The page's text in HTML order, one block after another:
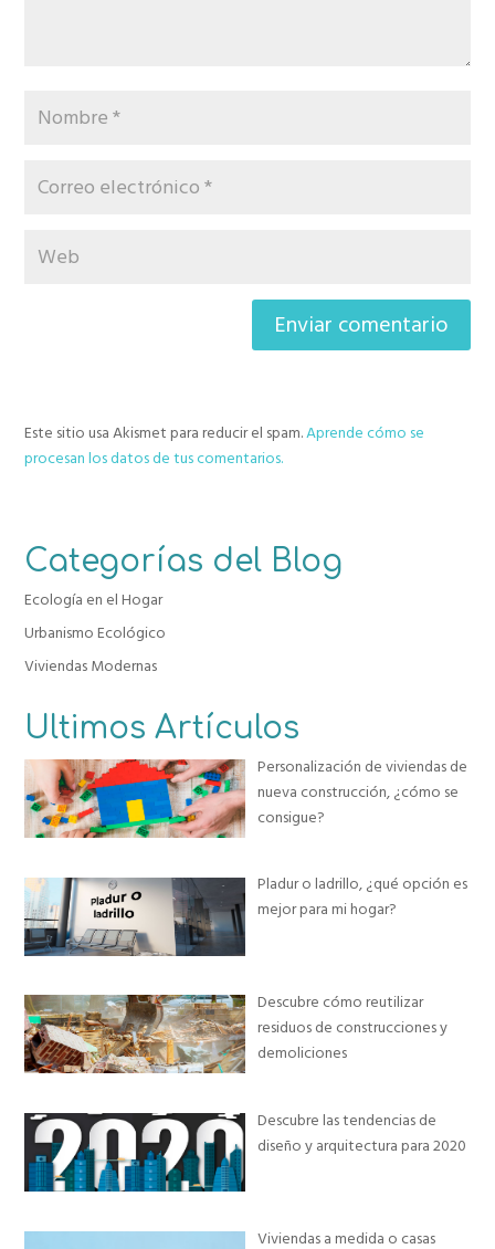
Este sitio usa Akismet para reducir el spam.Aprende cómo se
procesan los datos de tus comentarios.
Categorías del Blog
Ecología en el Hogar
Urbanismo Ecológico
Viviendas Modernas
Ultimos Artículos
Personalización de viviendas de
nueva construcción, ¿cómo se
consigue?
Pladur o ladrillo, ¿qué opción es
mejor para mi hogar?
Descubre cómo reutilizar
residuos de construcciones y
demoliciones
Descubre las tendencias de
diseño y arquitectura para 2020
Viviendas a medida o casas